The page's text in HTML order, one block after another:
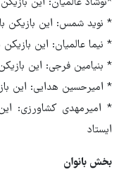
* نوید شمس: این بازیکن با ۵ پله صعود در رده ۱۴۲ جهان ایستاد
* نیما عالمیان: این بازیکن با ۶ پله صعود در رده ۱۴۴ جهان
* بنیامین فرجی: این بازیکن با ۷ پله صعود در رده ۱۶۲ جهان
* امیرحسین هدایی: این بازیکن با ۱۳ پله سقوط در رده
ایستاد
بخش بانوان